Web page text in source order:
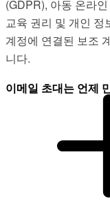
(GDPR), 아동 온라
교육 권리 및 개인
계정에 연결된 보조
니다.
이메일 초대는 언제